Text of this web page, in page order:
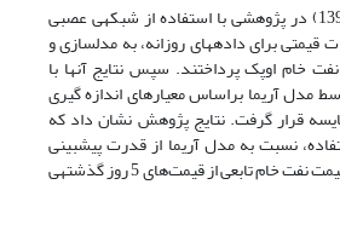
صادقی و همکارانش (1390) در پژوهشی با استفاده از شبکه­ی عصبی
قیمتی برای داده­های روزانه، به مدل­سازی و
خام اوپک پرداختند. سپس نتایج آنها با
مدل آریما براساس معیارهای اندازه گیری
قرار گرفت. نتایج پژوهش نشان داد که
نسبت به مدل آریما از قدرت پیش­بینی
بهتری برخوردار است و قیمت نفت خام تابعی از ‌قیمت‌های 5 روز گذشته­ی